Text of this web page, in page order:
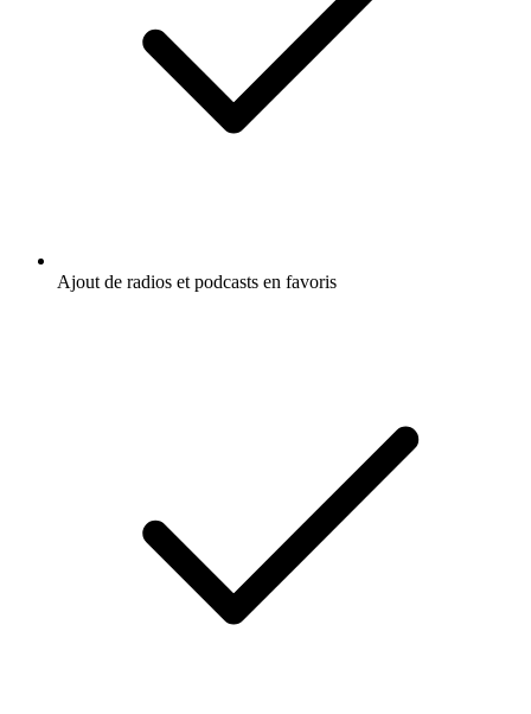
Ajout de radios et podcasts en favoris